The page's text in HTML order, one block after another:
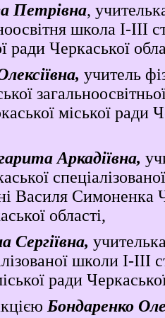
Петрівна,
школа І-ІІІ
ради Черкаської
учитель
міської ради
Аркадіївна,
Василя Симоненка
області,
Сергіївна,
школи І-ІІІ
ради
Бондаренко